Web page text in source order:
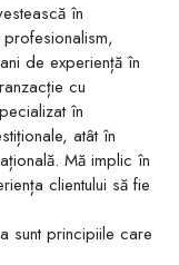
în
de experiență în
cu
în
atât în
Mă implic în
clientului să fie
sunt principiile care